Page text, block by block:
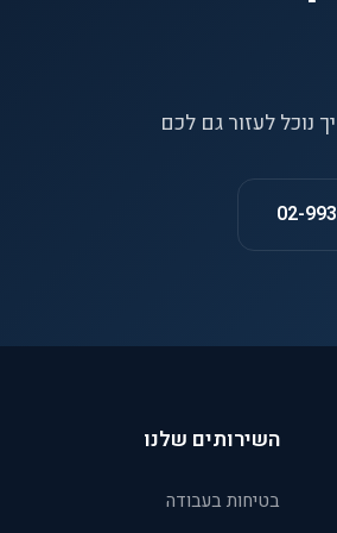
נוכל לעזור גם לכם
02-
השירותים שלנו
בטיחות בעבודה